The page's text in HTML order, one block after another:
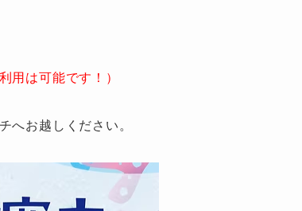
用は可能です！）
へお越しください。